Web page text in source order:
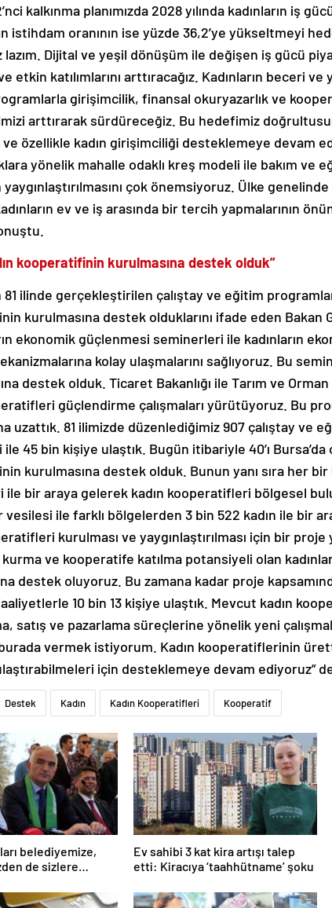
kalkınma planımızda 2028 yılında kadınların iş
istihdam oranının ise yüzde 36,2’ye yükseltmeyi
lazım. Dijital ve yeşil dönüşüm ile değişen iş gücü
etkin katılımlarını arttıracağız. Kadınların beceri
girişimcilik, finansal okuryazarlık ve
arttırarak sürdüreceğiz. Bu hedefimiz
ve özellikle kadın girişimciliği desteklemeye devam
yönelik mahalle odaklı kreş modeli ile bakım ve
çok önemsiyoruz. Ülke genelinde
ev ve iş arasında bir tercih yapmalarının
kooperatifinin kurulmasına destek olduk”
81 ilinde gerçekleştirilen çalıştay ve eğitim
kurulmasına destek olduklarını ifade eden Bakan
ekonomik güçlenmesi seminerleri ile kadınların
kolay ulaşmalarını sağlıyoruz. Bu
destek olduk. Ticaret Bakanlığı ile Tarım ve
güçlendirme çalışmaları yürütüyoruz. Bu
uzattık. 81 ilimizde düzenlediğimiz 907 çalıştay ve
45 bin kişiye ulaştık. Bugün itibariyle 40’ı Bursa’da
kurulmasına destek olduk. Bunun yanı sıra her
bir araya gelerek kadın kooperatifleri bölgesel
vesilesi ile farklı bölgelerden 3 bin 522 kadın ile bir
kurulması ve yaygınlaştırılması için bir
ve kooperatife katılma potansiyeli olan
destek oluyoruz. Bu zamana kadar proje
10 bin 13 kişiye ulaştık. Mevcut kadın
satış ve pazarlama süreçlerine yönelik yeni
vermek istiyorum. Kadın kooperatiflerinin
için desteklemeye devam ediyoruz”
Destek Kadın Kadın Kooperatifleri Kooperatif
belediyemize,
de sizlere
Ev sahibi 3 kat kira artışı talep
etti: Kiracıya ‘taahhütname’ şoku